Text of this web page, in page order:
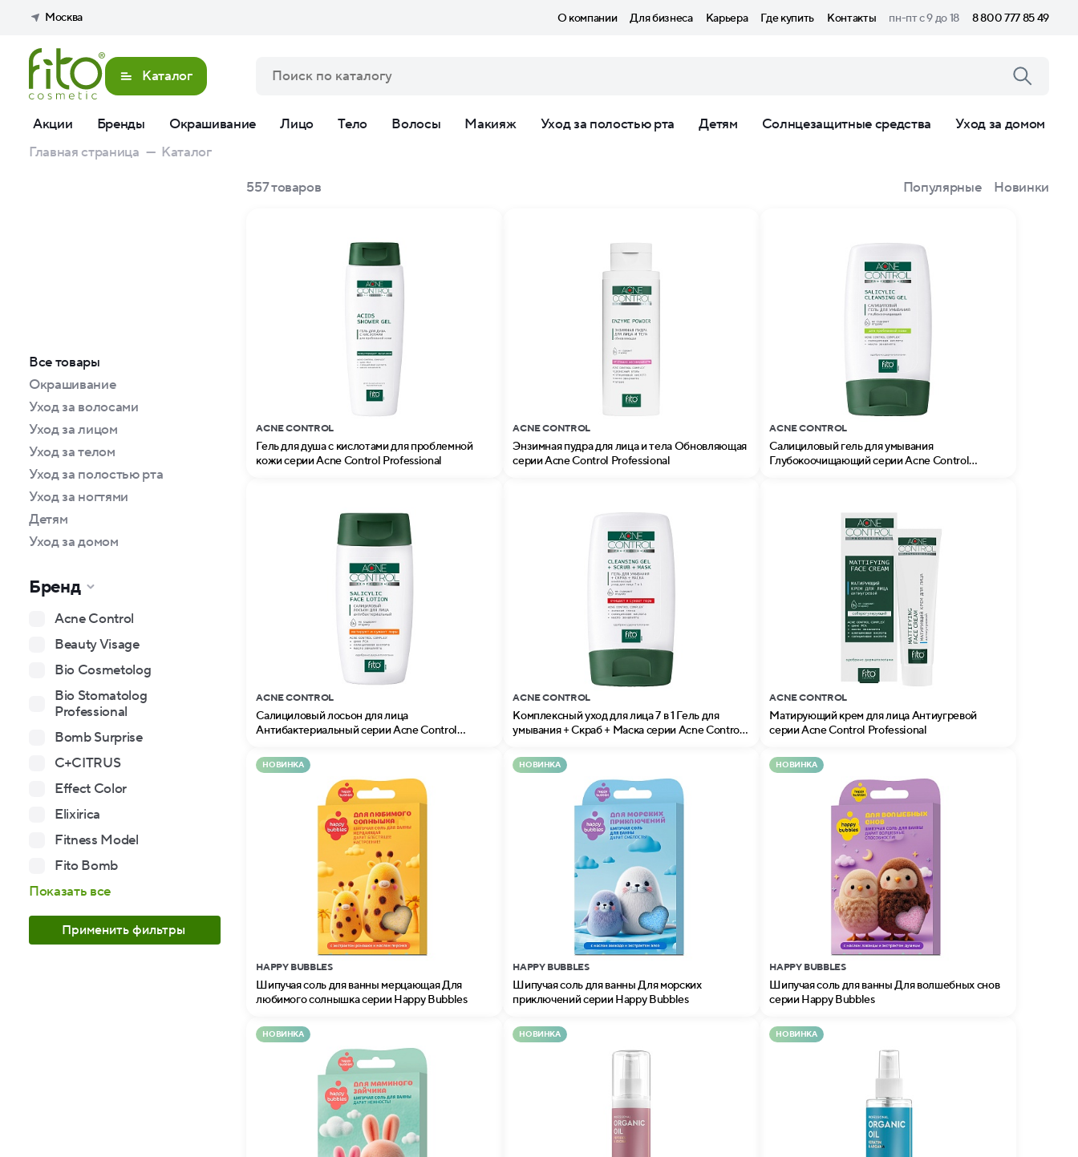
Москва О компании Для бизнеса Карьера Где купить Контакты пн-пт с 9 до 18 8 800 777 85 49
Каталог
Акции Бренды Окрашивание Лицо Тело Волосы Макияж Уход за полостью рта Детям Солнцезащитные средства
Уход за домом
Главная страница — Каталог
Все товары
Окрашивание
Уход за волосами
Уход за лицом
Уход за телом
Уход за полостью рта
Уход за ногтями
Детям
Уход за домом
Бренд
Acne Control
Beauty Visage
Bio Cosmetolog
Bio Stomatolog
Professional
Bomb Surprise
C+CITRUS
Effect Color
Elixirica
Fitness Model
Fito Bomb
Показать все
Применить фильтры
557товаров Популярные Новинки
ACNE CONTROL
Гель для душа с кислотами для проблемной
кожи серии Acne Control Professional
ACNE CONTROL
Энзимная пудра для лица и тела Обновляющая
серии Acne Control Professional
ACNE CONTROL
Салициловый гель для умывания
Глубокоочищающий серии Acne Control
ACNE CONTROL
Салициловый лосьон для лица
Антибактериальный серии Acne Control
ACNE CONTROL
Комплексный уход для лица 7 в 1 Гель для
умывания + Скраб + Маска серии Acne Control
ACNE CONTROL
Матирующий крем для лица Антиугревой
серии Acne Control Professional
НОВИНКА
HAPPY BUBBLES
Шипучая соль для ванны мерцающая Для
любимого солнышка серии Happy Bubbles
НОВИНКА
HAPPY BUBBLES
Шипучая соль для ванны Для морских
приключений серии Happy Bubbles
НОВИНКА
HAPPY BUBBLES
Шипучая соль для ванны Для волшебных снов
серии Happy Bubbles
НОВИНКА НОВИНКА НОВИНКА